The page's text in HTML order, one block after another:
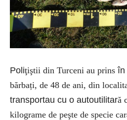
Poliţiştii din Turceni au prinsîn
bărbați, de 48 de ani, din
transportau cu o autoutilitară
kilograme de peşte de specie